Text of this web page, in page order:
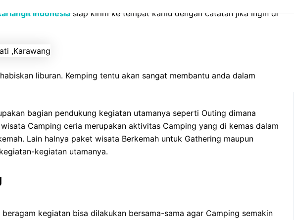
Indonesiasiap kirim ke tempat kamu dengan catatan jika ingin di
liburan. Kemping tentu akan sangat membantu anda dalam
bagian pendukung kegiatan utamanya seperti Outing dimana
Camping ceria merupakan aktivitas Camping yang di kemas dalam
Lain halnya paket wisata Berkemah untuk Gathering maupun
kegiatan utamanya.
kegiatan bisa dilakukan bersama-sama agar Camping semakin